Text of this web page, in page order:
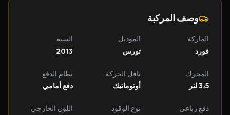
وصف المركبة
الماركة
فورد
الموديل
تورس
السنة
2013
المحرك
3،5 لتر
ناقل الحركة
أوتوماتيك
نظام الدفع
دفع أمامي
دفع رباعي
نوع الوقود
اللون الخارجي